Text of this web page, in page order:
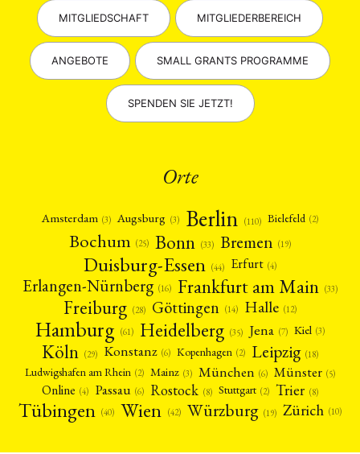
MITGLIEDSCHAFT MITGLIEDERBEREICH
ANGEBOTE SMALL GRANTS PROGRAMME
SPENDEN SIE JETZT!
Orte
Amsterdam (3) Augsburg (3) Berlin (110) Bielefeld (2)
Bochum (25) Bonn (33) Bremen (19)
Duisburg-Essen (44) Erfurt (4)
Erlangen-Nürnberg (16) Frankfurt am Main (33)
Freiburg (28) Göttingen (14) Halle (12)
Hamburg (61) Heidelberg (35) Jena (7) Kiel (3)
Köln (29) Konstanz (6) Kopenhagen (2) Leipzig (18)
Ludwigshafen am Rhein (2) Mainz (3) München (6) Münster (5)
Online (4) Passau (6) Rostock (8) Stuttgart (2) Trier (8)
Tübingen (40) Wien (42) Würzburg (19) Zürich (10)